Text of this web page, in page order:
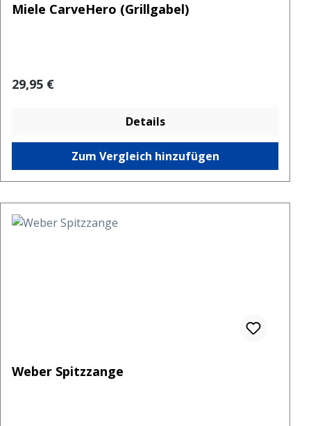
Miele CarveHero (Grillgabel)
Regulärer Preis:
29,95 €
Details
Zum Vergleich hinzufügen
Weber Spitzzange